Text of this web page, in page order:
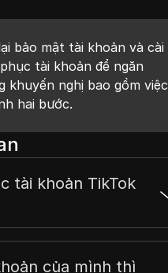
bảo mật tài khoản và cài
tài khoản để ngăn
khuyến nghị bao gồm việc
hai bước.
tài khoản TikTok
của mình thì